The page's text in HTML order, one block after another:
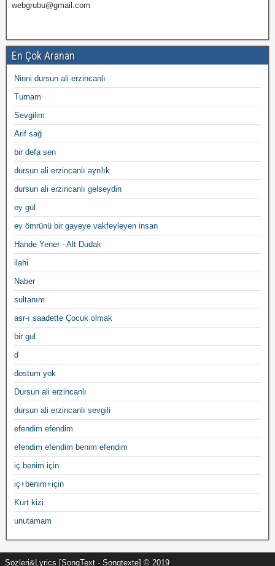
webgrubu@gmail.com
En Çok Aranan
Ninni dursun ali erzincanlı
Turnam
Sevgilim
Arif sağ
bir defa sen
dursun ali erzincanlı ayrılık
dursun ali erzincanlı gelseydin
ey gül
ey ömrünü bir gayeye vakfeyleyen insan
Hande Yener - Alt Dudak
ilahi
Naber
sultanım
asr-ı saadette Çocuk olmak
bir gul
d
dostum yok
Dursun ali erzincanlı
dursun ali erzincanlı sevgili
efendim efendim
efendim efendim benim efendim
iç benim için
iç+benim+için
Kurt kizi
unutamam
Sözleri&Lyrics [SongText - Songtexte] © 2019